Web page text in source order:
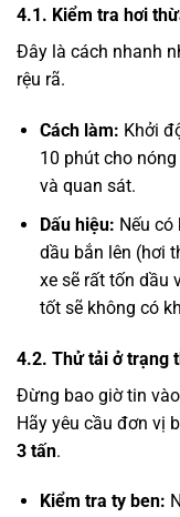
4.1. Kiểm tra hơi
Đây là cách nhanh
rệu rã.
Cách làm: Khởi
10 phút cho
và quan sát.
Dấu hiệu: Nếu
dầu bắn lên (hơi
xe sẽ rất tốn dầu
tốt sẽ không có
4.2. Thử tải ở trạng
Đừng bao giờ tin
Hãy yêu cầu đơn vị
3 tấn.
Kiểm tra ty ben: